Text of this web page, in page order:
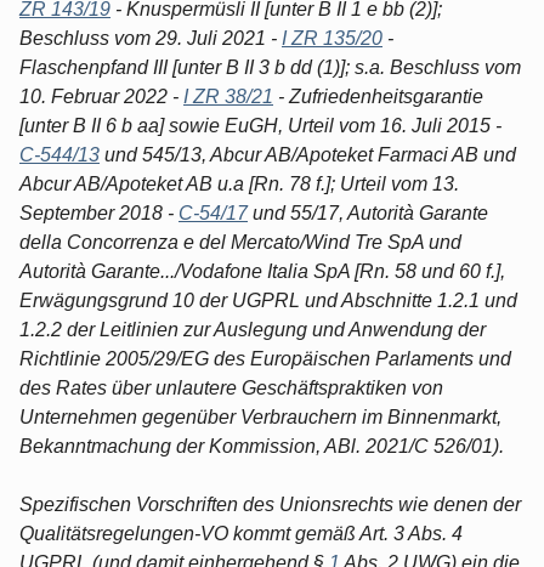
ZR 143/19 - Knuspermüsli II [unter B II 1 e bb (2)];
Beschluss vom 29. Juli 2021 - I ZR 135/20 -
Flaschenpfand III [unter B II 3 b dd (1)]; s.a. Beschluss vom
10. Februar 2022 - I ZR 38/21 - Zufriedenheitsgarantie
[unter B II 6 b aa] sowie EuGH, Urteil vom 16. Juli 2015 -
C-544/13 und 545/13, Abcur AB/Apoteket Farmaci AB und
Abcur AB/Apoteket AB u.a [Rn. 78 f.]; Urteil vom 13.
September 2018 - C-54/17und 55/17, Autorità Garante
della Concorrenza e del Mercato/Wind Tre SpA und
Autorità Garante.../Vodafone Italia SpA [Rn. 58 und 60 f.],
Erwägungsgrund 10 der UGPRL und Abschnitte 1.2.1 und
1.2.2 der Leitlinien zur Auslegung und Anwendung der
Richtlinie 2005/29/EG des Europäischen Parlaments und
des Rates über unlautere Geschäftspraktiken von
Unternehmen gegenüber Verbrauchern im Binnenmarkt,
Bekanntmachung der Kommission, ABl. 2021/C 526/01).
Spezifischen Vorschriften des Unionsrechts wie denen der
Qualitätsregelungen-VO kommt gemäß Art. 3 Abs. 4
UGPRL (und damit einhergehend § 1 Abs. 2 UWG) ein die